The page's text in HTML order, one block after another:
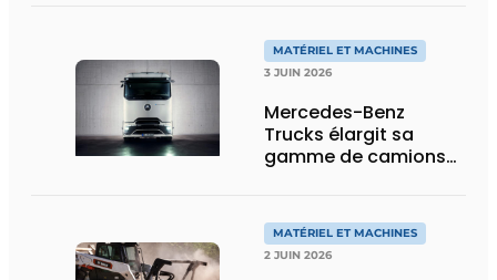
MATÉRIEL ET MACHINES
3 JUIN 2026
Mercedes-Benz
Trucks élargit sa
gamme de camions
eActros Lowliner
MATÉRIEL ET MACHINES
2 JUIN 2026